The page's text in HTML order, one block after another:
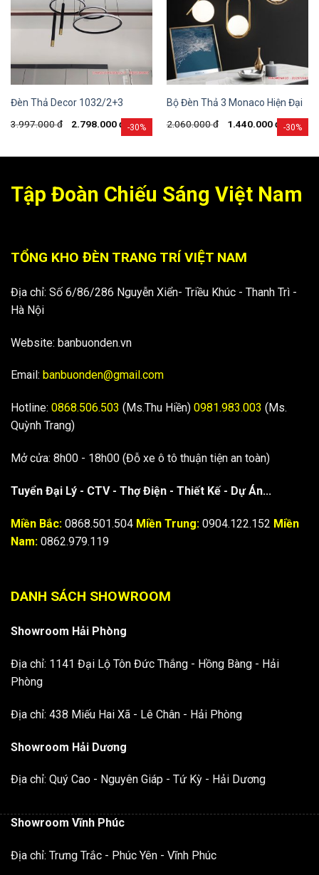
-30%
Đèn Thả Decor 1032/2+3
3.997.000đ 2.798.000đ -30%
Bộ Đèn Thả 3 Monaco Hiện Đại
2.060.000đ 1.440.000đ
Tập Đoàn Chiếu Sáng Việt Nam
TỔNG KHO ĐÈN TRANG TRÍ VIỆT NAM
Địa chỉ: Số 6/86/286 Nguyễn Xiển- Triều Khúc - Thanh Trì -
Hà Nội
Website: banbuonden.vn
Email: banbuonden@gmail.com
Hotline: 0868.506.503 (Ms.Thu Hiền) 0981.983.003 (Ms.
Quỳnh Trang)
Mở cửa: 8h00 - 18h00 (Đỗ xe ô tô thuận tiện an toàn)
Tuyển Đại Lý - CTV - Thợ Điện - Thiết Kế - Dự Án...
Miền Bắc: 0868.501.504 Miền Trung: 0904.122.152 Miền
Nam: 0862.979.119
DANH SÁCH SHOWROOM
Showroom Hải Phòng
Địa chỉ: 1141 Đại Lộ Tôn Đức Thắng - Hồng Bàng - Hải
Phòng
Địa chỉ: 438 Miếu Hai Xã - Lê Chân - Hải Phòng
Showroom Hải Dương
Địa chỉ: Quý Cao - Nguyên Giáp - Tứ Kỳ - Hải Dương
Showroom Vĩnh Phúc
Địa chỉ: Trưng Trắc - Phúc Yên - Vĩnh Phúc